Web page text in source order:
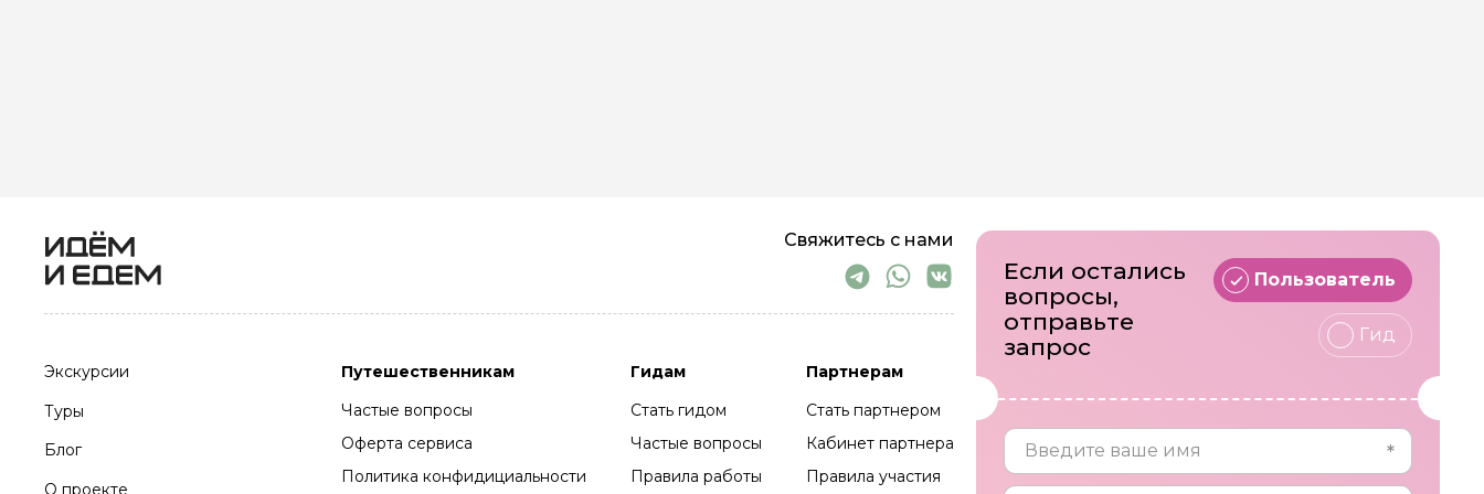
Свяжитесь с нами
Экскурсии
Туры
Блог
О проекте
Путешественникам
Частые вопросы
Оферта сервиса
Политика конфидициальности
Гидам
Стать гидом
Частые вопросы
Правила работы
Партнерам
Стать партнером
Кабинет партнера
Правила участия
Если остались
вопросы,
отправьте
запрос
Пользователь
Гид